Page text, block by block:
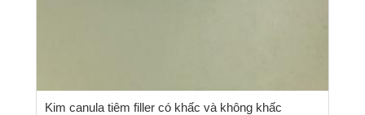
Kim canula tiêm filler có khấc và không khấc